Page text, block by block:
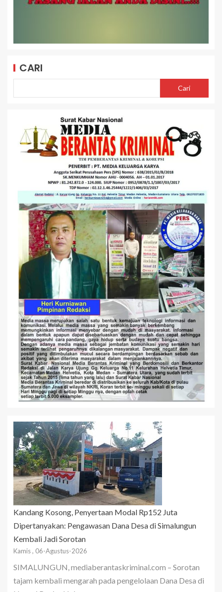
CARI
Cari
Kandang Kosong, Penyertaan Modal Rp152 Juta
Dipertanyakan: Pengawasan Dana Desa di Simalungun
Kembali Jadi Sorotan
Kamis , 06-Agustus-2026
SIMALUNGUN, mediaberantaskriminal.com – Sorotan
tajam kembali mengarah pada pengelolaan Dana Desa di